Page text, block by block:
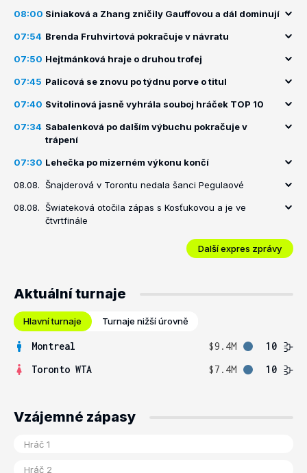
08:00 Siniaková a Zhang zničily Gauffovou a dál dominují
07:54 Brenda Fruhvirtová pokračuje v návratu
07:50 Hejtmánková hraje o druhou trofej
07:45 Palicová se znovu po týdnu porve o titul
07:40 Svitolinová jasně vyhrála souboj hráček TOP 10
07:34 Sabalenková po dalším výbuchu pokračuje v
trápení
07:30 Lehečka po mizerném výkonu končí
08.08. Šnajderová v Torontu nedala šanci Pegulaové
08.08. Šwiateková otočila zápas s Kosťukovou a je ve
čtvrtfinále
Další expres zprávy
Aktuální turnaje
Hlavní turnaje Turnaje nižší úrovně
Montreal $9.4M
10
Toronto WTA
$7.4M 10
Vzájemné zápasy